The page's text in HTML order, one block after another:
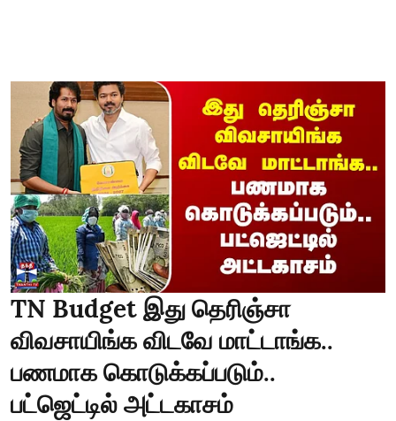
TN Budget இது தெரிஞ்சா
விவசாயிங்க விடவே மாட்டாங்க..
பணமாக கொடுக்கப்படும்..
பட்ஜெட்டில் அட்டகாசம்